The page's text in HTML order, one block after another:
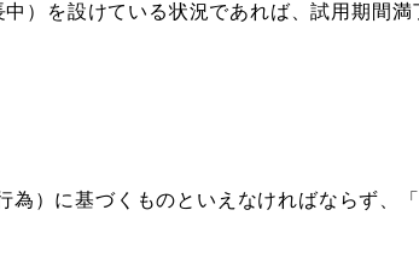
）を設けている状況であれば、試用期間
）に基づくものといえなければならず、